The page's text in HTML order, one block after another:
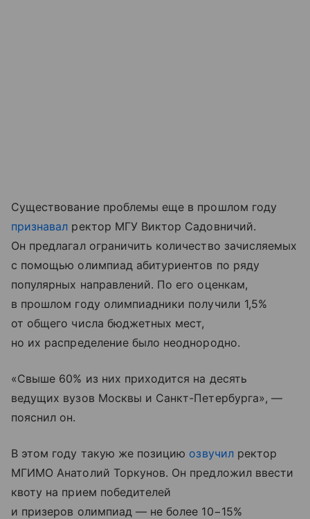
Существование проблемы еще в прошлом году
признавал ректор МГУ Виктор Садовничий.
Он предлагал ограничить количество зачисляемых
с помощью олимпиад абитуриентов по ряду
популярных направлений. По его оценкам,
в прошлом году олимпиадники получили 1,5%
от общего числа бюджетных мест,
но их распределение было неоднородно.
«Свыше 60% из них приходится на десять
ведущих вузов Москвы и Санкт-Петербурга», —
пояснил он.
В этом году такую же позицию озвучилректор
МГИМО Анатолий Торкунов. Он предложил ввести
квоту на прием победителей
и призеров олимпиад — не более 10−15%